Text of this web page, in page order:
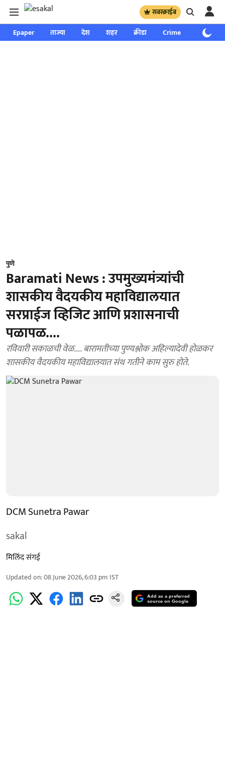
सबस्क्राईब
Epaper ताज्या देश शहर क्रीडा Crime साप्ताहिक
पुणे
Baramati News : उपमुख्यमंत्र्यांची
शासकीय वैदयकीय महाविद्यालयात
सरप्राईज व्हिजिट आणि प्रशासनाची
पळापळ....
रविवारी सकाळची वेळ.... बारामतीच्या पुण्यश्लोक अहिल्यादेवी होळकर
शासकीय वैदयकीय महाविद्यालयात संथ गतीने काम सुरु होते.
DCM Sunetra Pawar
sakal
मिलिंद संगई
Updated on:08 June 2026, 6:03 pm IST
Add as a preferred
source on Google